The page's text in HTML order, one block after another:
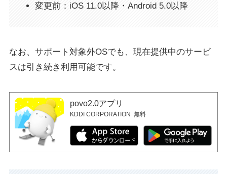
変更前：iOS 11.0以降・Android 5.0以降
なお、サポート対象外OSでも、現在提供中のサービ
スは引き続き利用可能です。
povo2.0アプリ
KDDI CORPORATION 無料